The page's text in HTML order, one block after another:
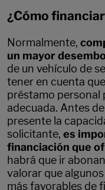
¿Cómo
Normalmente,
un mayor
de un vehículo de
tener en cuenta
préstamo personal
adecuada. Antes
presente la
solicitante, es
financiación que
habrá que ir
valorar que
más favorables de